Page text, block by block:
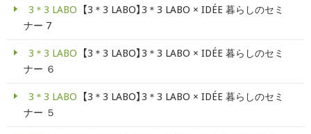
3＊3 LABO
【3＊3 LABO】3＊3 LABO × IDÉE 暮らしのセミ
ナー 7
3＊3 LABO
【3＊3 LABO】3＊3 LABO × IDÉE 暮らしのセミ
ナー ６
3＊3 LABO
【3＊3 LABO】3＊3 LABO × IDÉE 暮らしのセミ
ナー ５